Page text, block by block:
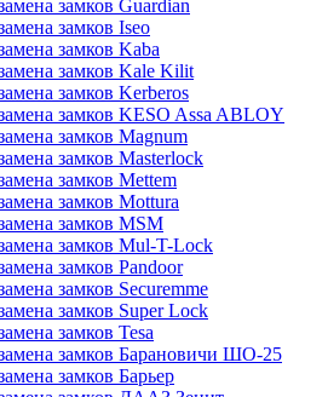
замков Guardian
замков Iseo
замков Kaba
замков Kale Kilit
замков Kerberos
замков KESO Assa ABLOY
замков Magnum
замков Masterlock
замков Mettem
замков Mottura
замков MSM
замков Mul-T-Lock
замков Pandoor
замков Securemme
замков Super Lock
замков Tesa
замков Барановичи ШО-25
замков Барьер